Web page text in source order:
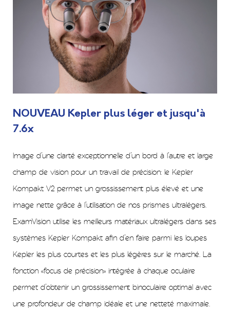
Découvrez
nos promotions
disponibles
Promotions
NOUVEAU Kepler plus léger et jusqu'à
7.6x
Image d’une clarté exceptionnelle d’un bord à l’autre et large
champ de vision pour un travail de précision: le Kepler
Kompakt V2 permet un grossissement plus élevé et une
image nette grâce à l’utilisation de nos prismes ultralégers.
ExamVision utilise les meilleurs matériaux ultralégers dans ses
systèmes Kepler Kompakt afin d’en faire parmi les loupes
Kepler les plus courtes et les plus légères sur le marché. La
fonction «focus de précision» intégrée à chaque oculaire
permet d’obtenir un grossissement binoculaire optimal avec
une profondeur de champ idéale et une netteté maximale.